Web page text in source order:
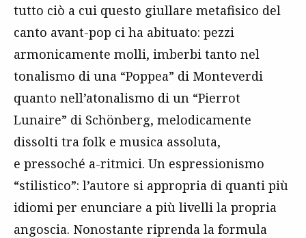
tutto ciò a cui questo giullare metafisico del
canto avant-pop ci ha abituato: pezzi
armonicamente molli, imberbi tanto nel
tonalismo di una “Poppea” di Monteverdi
quanto nell’atonalismo di un “Pierrot
Lunaire” di Schönberg, melodicamente
dissolti tra folk e musica assoluta,
e pressoché a-ritmici. Un espressionismo
“stilistico”: l’autore si appropria di quanti più
idiomi per enunciare a più livelli la propria
angoscia. Nonostante riprenda la formula